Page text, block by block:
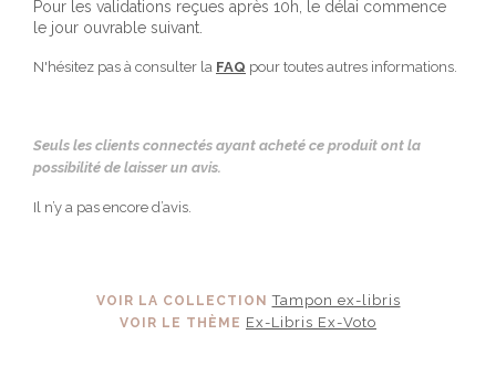
Pour les validations reçues après 10h, le délai commence
le jour ouvrable suivant.
N'hésitez pas à consulter la FAQ pour toutes autres informations.
Seuls les clients connectés ayant acheté ce produit ont la
possibilité de laisser un avis.
Il n’y a pas encore d’avis.
VOIR LA COLLECTIONTampon ex-libris
VOIR LE THÈME Ex-Libris Ex-Voto